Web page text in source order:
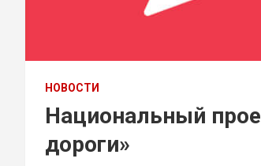
НОВОСТИ
Национальный
дороги»